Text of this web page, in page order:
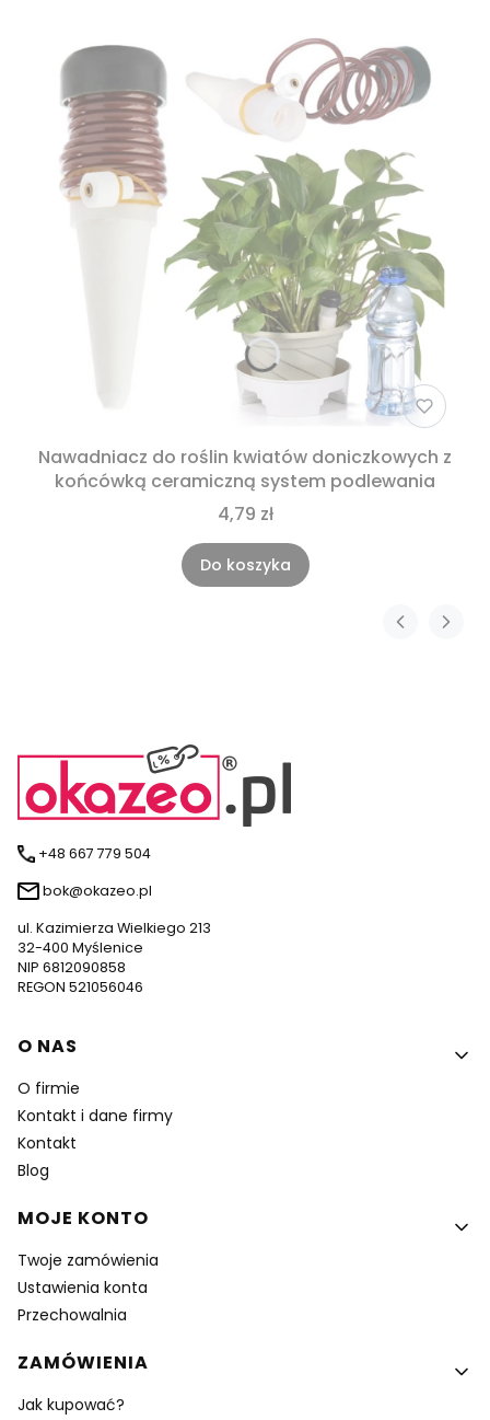
Nawadniacz do roślin kwiatów doniczkowych z
końcówką ceramiczną system podlewania
4,79 zł
Do koszyka
+48 667 779 504
bok@okazeo.pl
ul. Kazimierza Wielkiego 213
32-400 Myślenice
NIP 6812090858
REGON 521056046
Linki w stopce
O NAS
O firmie
Kontakt i dane firmy
Kontakt
Blog
MOJE KONTO
Twoje zamówienia
Ustawienia konta
Przechowalnia
ZAMÓWIENIA
Jak kupować?